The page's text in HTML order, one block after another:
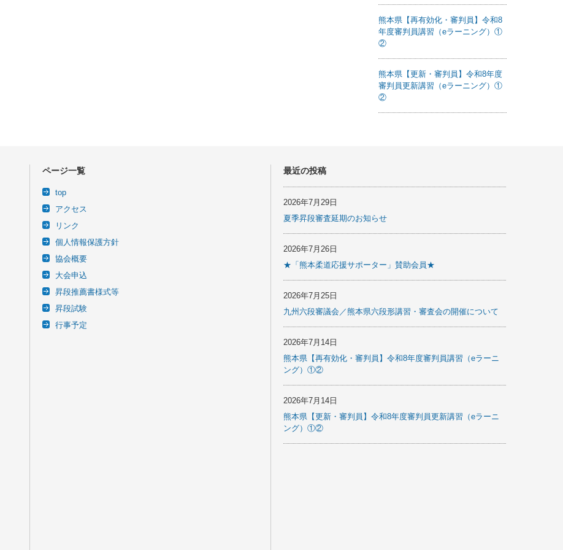
熊本県【再有効化・審判員】令和8
年度審判員講習（eラーニング）①
②
熊本県【更新・審判員】令和8年度
審判員更新講習（eラーニング）①
②
ページ一覧
top
アクセス
リンク
個人情報保護方針
協会概要
大会申込
昇段推薦書様式等
昇段試験
行事予定
最近の投稿
2026年7月29日
夏季昇段審査延期のお知らせ
2026年7月26日
★「熊本柔道応援サポーター」賛助会員★
2026年7月25日
九州六段審議会／熊本県六段形講習・審査会の開催について
2026年7月14日
熊本県【再有効化・審判員】令和8年度審判員講習（eラーニ
ング）①②
2026年7月14日
熊本県【更新・審判員】令和8年度審判員更新講習（eラーニ
ング）①②